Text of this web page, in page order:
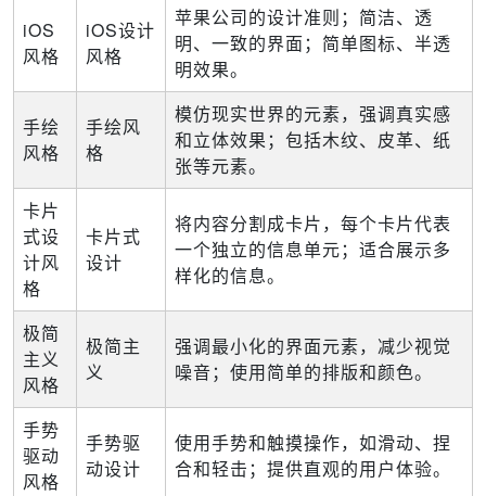
iOS
风格
iOS设计
风格
苹果公司的设计准则；简洁、透
明、一致的界面；简单图标、半透
明效果。
手绘
风格
手绘风
格
模仿现实世界的元素，强调真实感
和立体效果；包括木纹、皮革、纸
张等元素。
卡片
式设
计风
格
卡片式
设计
将内容分割成卡片，每个卡片代表
一个独立的信息单元；适合展示多
样化的信息。
极简
主义
风格
极简主
义
强调最小化的界面元素，减少视觉
噪音；使用简单的排版和颜色。
手势
驱动
风格
手势驱
动设计
使用手势和触摸操作，如滑动、捏
合和轻击；提供直观的用户体验。